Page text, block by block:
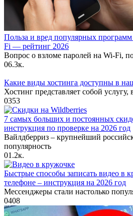
Польза и вред популярных
Fi — рейтинг 2026
Вопрос о взломе паролей на Wi-Fi,
06.3к.
Какие виды хостинга доступны в
Хостинг представляет собой услугу,
0353
7 самых больших и постоянных
инструкция по проверке на 2026 год
Вайлдберриз – крупнейший
популярность
01.2к.
Быстрые способы записать видео в
телефоне – инструкция на 2026 год
Мессенджеры стали настолько
0408